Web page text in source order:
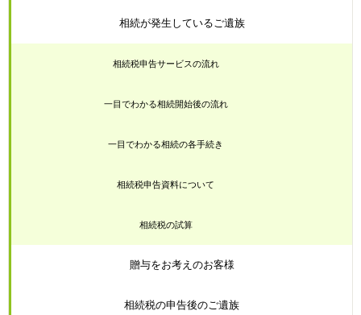
相続が発生しているご遺族
相続税申告サービスの流れ
一目でわかる相続開始後の流れ
一目でわかる相続の各手続き
相続税申告資料について
相続税の試算
贈与をお考えのお客様
相続税の申告後のご遺族